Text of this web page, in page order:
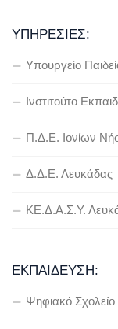
ΥΠΗΡΕΣΊΕΣ:
Υπουργείο
Ινστιτούτο
Π.Δ.Ε. Ιονίων
Δ.Δ.Ε. Λευκάδας
ΚΕ.Δ.Α.Σ.Υ.
ΕΚΠΑΊΔΕΥΣΗ:
Ψηφιακό Σχολείο